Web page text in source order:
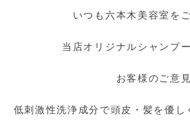
いつも六本木美容室を
当店オリジナルシャンプ
お客様のご意
低刺激性洗浄成分で頭皮・髪を優し